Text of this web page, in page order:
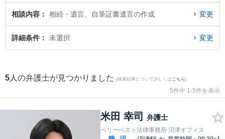
を今すぐに弁護士に相談したい』『自筆証書遺言の作成のトラブル解決の実績
豊富な近くの弁護士を検索したい』『初回相談無料で自筆証書遺言の作成を法
律相談できる沼津市内の弁護士に相談予約したい』などでお困りの相談者さん
相談内容 相続・遺言、自筆証書遺言の作成 変更
詳細条件 未選択 変更
5 人の弁護士が見つかりました (検索結果について詳しくは こちら)
5件中 1-5件を表示
米田 幸司 弁護士
ベリーベスト法律事務所 沼津オフィス